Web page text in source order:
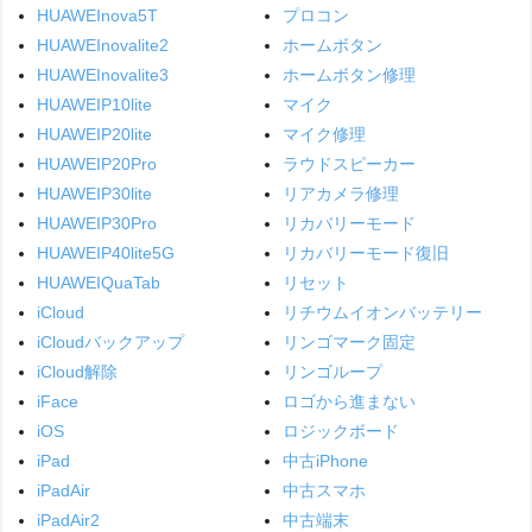
HUAWEInova5T
HUAWEInovalite2
HUAWEInovalite3
HUAWEIP10lite
HUAWEIP20lite
HUAWEIP20Pro
HUAWEIP30lite
HUAWEIP30Pro
HUAWEIP40lite5G
HUAWEIQuaTab
iCloud
iCloudバックアップ
iCloud解除
iFace
iOS
iPad
iPadAir
iPadAir2
プロコン
ホームボタン
ホームボタン修理
マイク
マイク修理
ラウドスピーカー
リアカメラ修理
リカバリーモード
リカバリーモード復旧
リセット
リチウムイオンバッテリー
リンゴマーク固定
リンゴループ
ロゴから進まない
ロジックボード
中古iPhone
中古スマホ
中古端末